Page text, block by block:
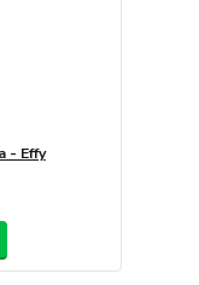
- Effy